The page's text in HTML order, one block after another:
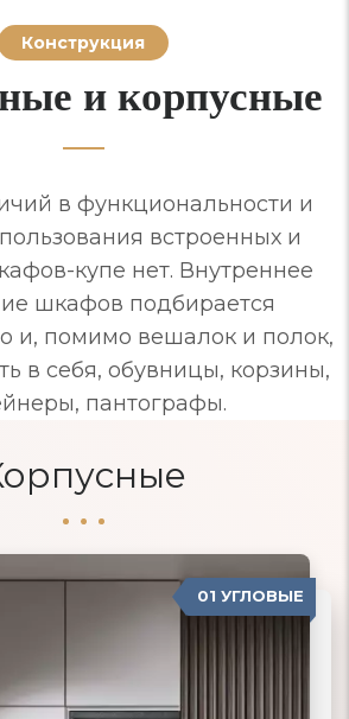
Конструкция
и корпусные
в функциональности и
встроенных и
купе нет. Внутреннее
шкафов подбирается
и, помимо вешалок и полок,
в себя, обувницы, корзины,
пантографы.
01 УГЛОВЫЕ